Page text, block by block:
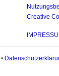
Creative
•